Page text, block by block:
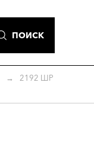
ПОИСК
→
2192 ШР